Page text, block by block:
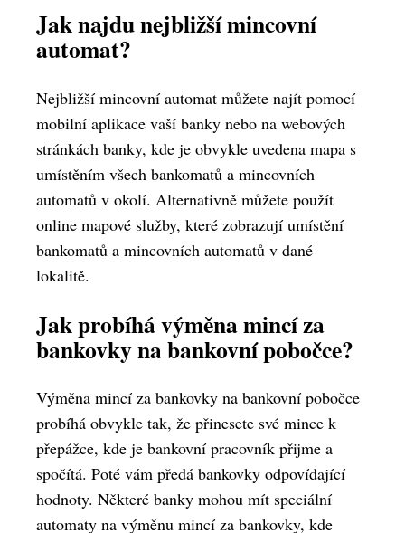
Jak najdu nejbližší mincovní
automat?
Nejbližší mincovní automat můžete najít pomocí
mobilní aplikace vaší banky nebo na webových
stránkách banky, kde je obvykle uvedena mapa s
umístěním všech bankomatů a mincovních
automatů v okolí. Alternativně můžete použít
online mapové služby, které zobrazují umístění
bankomatů a mincovních automatů v dané
lokalitě.
Jak probíhá výměna mincí za
bankovky na bankovní pobočce?
Výměna mincí za bankovky na bankovní pobočce
probíhá obvykle tak, že přinesete své mince k
přepážce, kde je bankovní pracovník přijme a
spočítá. Poté vám předá bankovky odpovídající
hodnoty. Některé banky mohou mít speciální
automaty na výměnu mincí za bankovky, kde